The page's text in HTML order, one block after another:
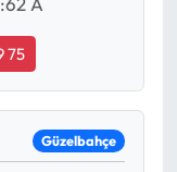
75
Güzelbahçe